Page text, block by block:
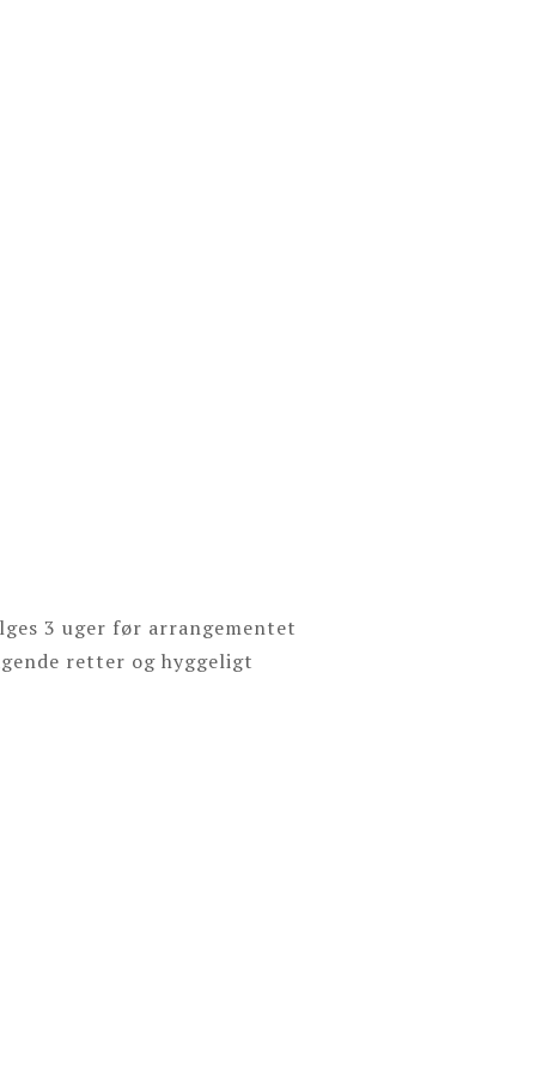
3 uger før arrangementet
retter og hyggeligt